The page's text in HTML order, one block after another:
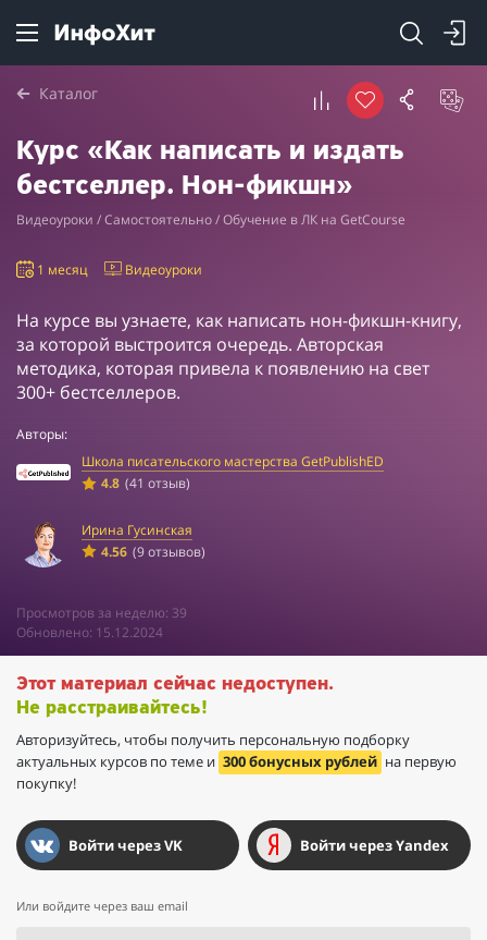
Каталог
Курс «Как написать и издать
бестселлер. Нон-фикшн»
Видеоуроки / Самостоятельно / Обучение в ЛК на GetCourse
1 месяц Видеоуроки
На курсе вы узнаете, как написать нон-фикшн-книгу,
за которой выстроится очередь. Авторская
методика, которая привела к появлению на свет
300+ бестселлеров.
Авторы:
Школа писательского мастерства GetPublishED
4.8 (41 отзыв)
Ирина Гусинская
4.56 (9 отзывов)
Просмотров за неделю: 39
Обновлено: 15.12.2024
Этот материал сейчас недоступен.
Не расстраивайтесь!
Авторизуйтесь, чтобы получить персональную подборку
актуальных курсов по теме и 300 бонусных рублей на первую
покупку!
Войти через VK Войти через Yandex
Или войдите через ваш email